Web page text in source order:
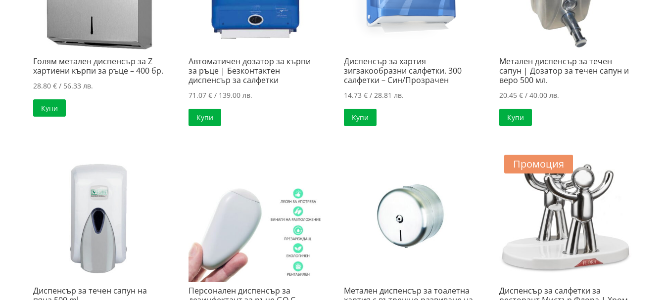
Голям метален диспенсър за Z
хартиени кърпи за ръце – 400 бр.
28.80€ / 56.33 лв.
Купи
Автоматичен дозатор за кърпи
за ръце | Безконтактен
диспенсър за салфетки
71.07€ / 139.00 лв.
Купи
Диспенсър за хартия
зигзакообразни салфетки. 300
салфетки – Син/Прозрачен
14.73 €/ 28.81 лв.
Купи
Метален диспенсър за течен
сапун | Дозатор за течен сапун и
веро 500 мл.
20.45 €/ 40.00 лв.
Купи
Диспенсър за течен сапун на
Персонален диспенсър за
Метален диспенсър за тоалетна
Промоция
Диспенсър за салфетки за